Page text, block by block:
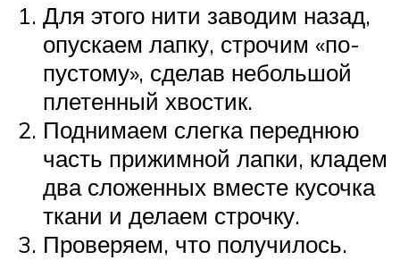
Для этого нити заводим назад,
опускаем лапку, строчим «по-
пустому», сделав небольшой
плетенный хвостик.
Поднимаем слегка переднюю
часть прижимной лапки, кладем
два сложенных вместе кусочка
ткани и делаем строчку.
Проверяем, что получилось.